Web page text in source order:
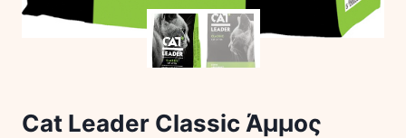
Cat Leader Classic Άμμος